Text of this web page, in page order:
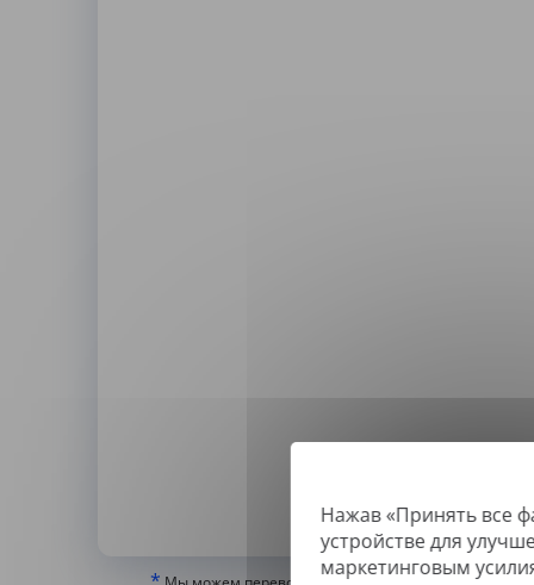
Нажав «Принять все
устройстве для
маркетинговым